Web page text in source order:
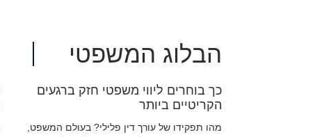
הבלוג המשפטי
כך בוחרים ליווי משפטי חזק ברגעים
הקריטיים ביותר
מהו תפקידו של עורך דין פלילי? בעולם המשפט,